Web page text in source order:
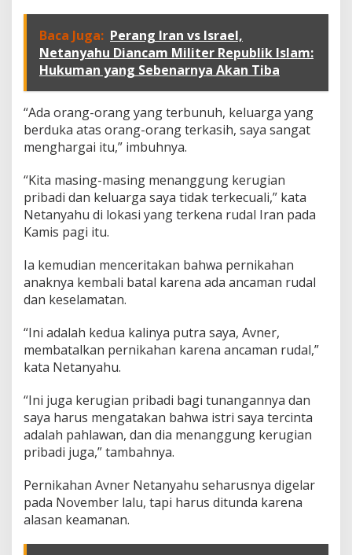
t
n
a
k
a
H
r
s
B
a
t
k
a
a
r
e
n
i
k
h
a
n
Baca Juga: Perang Iran vs Israel,
Netanyahu Diancam Militer Republik Islam:
Hukuman yang Sebenarnya Akan Tiba
“Ada orang-orang yang terbunuh, keluarga yang
berduka atas orang-orang terkasih, saya sangat
menghargai itu,” imbuhnya.
“Kita masing-masing menanggung kerugian
pribadi dan keluarga saya tidak terkecuali,” kata
Netanyahu di lokasi yang terkena rudal Iran pada
Kamis pagi itu.
Ia kemudian menceritakan bahwa pernikahan
anaknya kembali batal karena ada ancaman rudal
dan keselamatan.
“Ini adalah kedua kalinya putra saya, Avner,
membatalkan pernikahan karena ancaman rudal,”
kata Netanyahu.
“Ini juga kerugian pribadi bagi tunangannya dan
saya harus mengatakan bahwa istri saya tercinta
adalah pahlawan, dan dia menanggung kerugian
pribadi juga,” tambahnya.
Pernikahan Avner Netanyahu seharusnya digelar
pada November lalu, tapi harus ditunda karena
alasan keamanan.